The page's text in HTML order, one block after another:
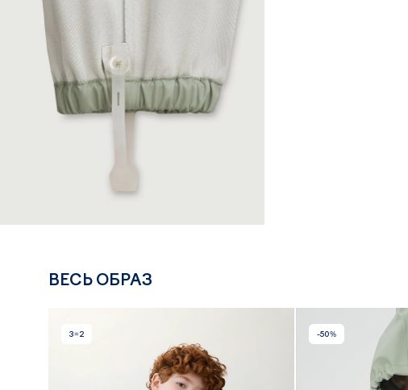
ВЕСЬ ОБРАЗ
3=2 -50%